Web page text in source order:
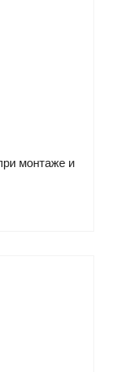
монтаже и